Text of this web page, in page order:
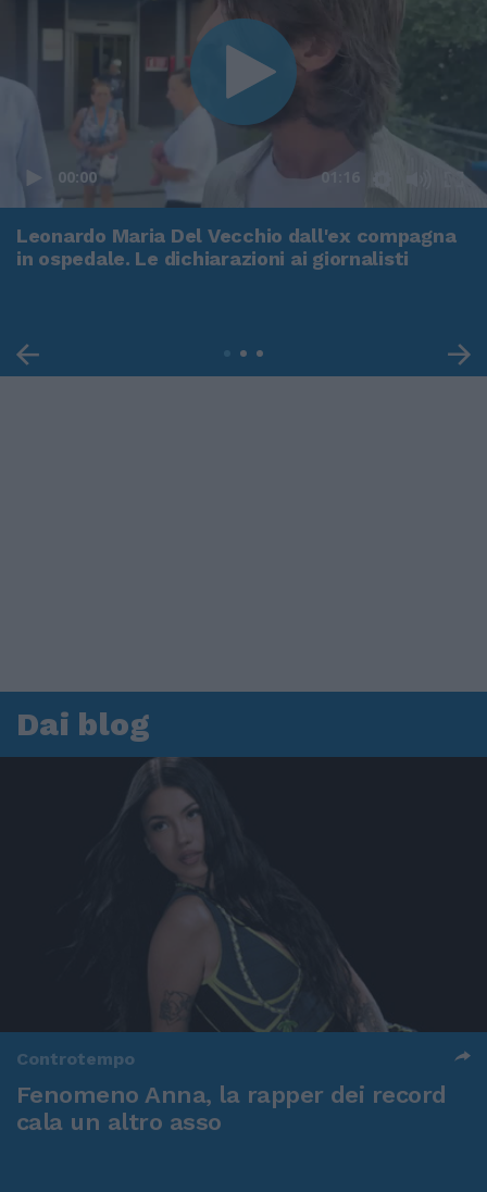
00:00 01:16
Leonardo Maria Del Vecchio dall'ex compagna
in ospedale. Le dichiarazioni ai giornalisti
Dai blog
Controtempo
Fenomeno Anna, la rapper dei record
cala un altro asso